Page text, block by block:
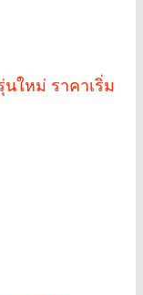
ใหม่ ราคาเริ่ม